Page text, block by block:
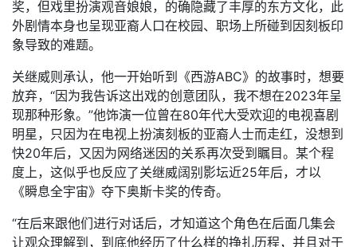
奖，但戏里扮演观音娘娘，的确隐藏了丰厚的东方文化，此
外剧情本身也呈现亚裔人口在校园、职场上所碰到因刻板印
象导致的难题。
关继威则承认，他一开始听到《西游ABC》的故事时，想要
放弃，“因为我告诉这出戏的创意团队，我不想在2023年呈
现那种形象。”他饰演一位曾在80年代大受欢迎的电视喜剧
明星，只因为在电视上扮演刻板的亚裔人士而走红，没想到
快20年后，又因为网络迷因的关系再次受到瞩目。某个程
度上，这似乎也反应了关继威阔别影坛近25年后，才以
《瞬息全宇宙》夺下奥斯卡奖的传奇。
“在后来跟他们进行对话后，才知道这个角色在后面几集会
让观众理解到，到底他经历了什么样的挣扎历程，并且对于